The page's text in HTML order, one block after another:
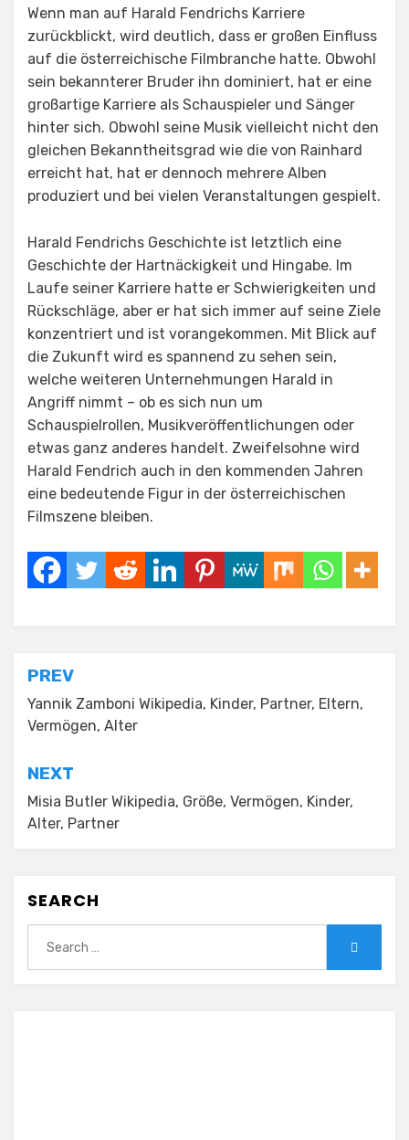
Wenn man auf Harald Fendrichs Karriere
zurückblickt, wird deutlich, dass er großen Einfluss
auf die österreichische Filmbranche hatte. Obwohl
sein bekannterer Bruder ihn dominiert, hat er eine
großartige Karriere als Schauspieler und Sänger
hinter sich. Obwohl seine Musik vielleicht nicht den
gleichen Bekanntheitsgrad wie die von Rainhard
erreicht hat, hat er dennoch mehrere Alben
produziert und bei vielen Veranstaltungen gespielt.
Harald Fendrichs Geschichte ist letztlich eine
Geschichte der Hartnäckigkeit und Hingabe. Im
Laufe seiner Karriere hatte er Schwierigkeiten und
Rückschläge, aber er hat sich immer auf seine Ziele
konzentriert und ist vorangekommen. Mit Blick auf
die Zukunft wird es spannend zu sehen sein,
welche weiteren Unternehmungen Harald in
Angriff nimmt – ob es sich nun um
Schauspielrollen, Musikveröffentlichungen oder
etwas ganz anderes handelt. Zweifelsohne wird
Harald Fendrich auch in den kommenden Jahren
eine bedeutende Figur in der österreichischen
Filmszene bleiben.
Post
navigation
PREV
Yannik Zamboni Wikipedia, Kinder, Partner, Eltern,
Vermögen, Alter
NEXT
Misia Butler Wikipedia, Größe, Vermögen, Kinder,
Alter, Partner
SEARCH
for: